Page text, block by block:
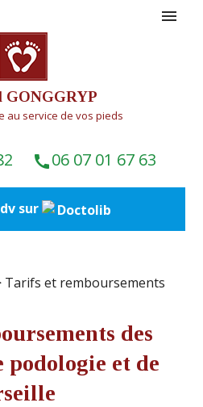
menu
GONGGRYP
au service de vos pieds
call06 07 01 67 63
sur
Tarifs et remboursements
des
et de